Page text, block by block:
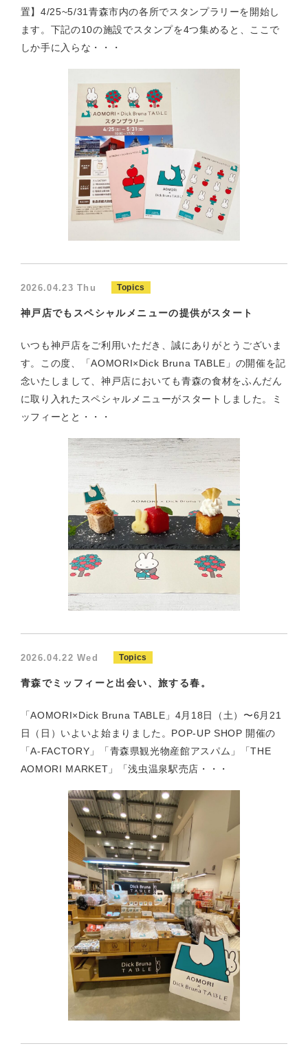
置】4/25~5/31青森市内の各所でスタンプラリーを開始し
ます。下記の10の施設でスタンプを4つ集めると、ここで
しか手に入らな・・・
2026.04.23 Thu Topics
神戸店でもスペシャルメニューの提供がスタート
いつも神戸店をご利用いただき、誠にありがとうございま
す。この度、「AOMORI×Dick Bruna TABLE」の開催を記
念いたしまして、神戸店においても青森の食材をふんだん
に取り入れたスペシャルメニューがスタートしました。ミ
ッフィーとと・・・
2026.04.22 Wed Topics
青森でミッフィーと出会い、旅する春。
「AOMORI×Dick Bruna TABLE」4月18日（土）〜6月21
日（日）いよいよ始まりました。POP-UP SHOP 開催の
「A-FACTORY」「青森県観光物産館アスパム」「THE
AOMORI MARKET」「浅虫温泉駅売店・・・